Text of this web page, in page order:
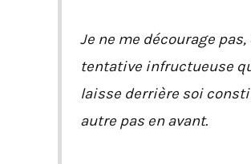
Je ne me décourage
tentative infructueuse
laisse derrière soi
autre pas en avant.